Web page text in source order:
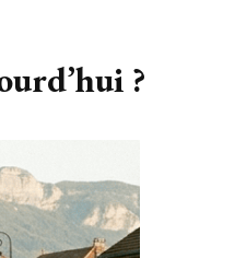
?